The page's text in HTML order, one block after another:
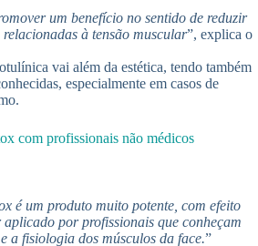
um benefício no sentido de reduzir
à tensão muscular”, explica o
vai além da estética, tendo também
especialmente em casos de
com profissionais não médicos
é um produto muito potente, com efeito
por profissionais que conheçam
a fisiologia dos músculos da face.”